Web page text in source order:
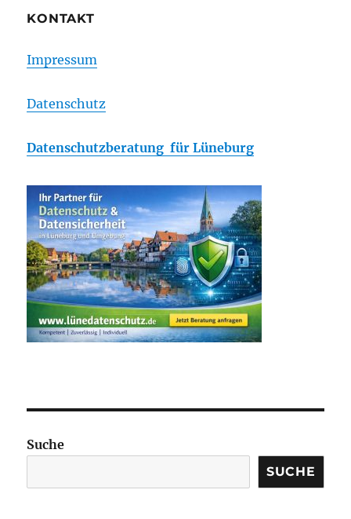
Hoffenheim
KONTAKT
Impressum
Datenschutz
Datenschutzberatung für Lüneburg
Suche
SUCHE